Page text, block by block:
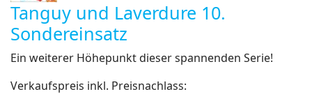
Tanguy und Laverdure 10.
Sondereinsatz
Ein weiterer Höhepunkt dieser spannenden Serie!
Verkaufspreis inkl. Preisnachlass: